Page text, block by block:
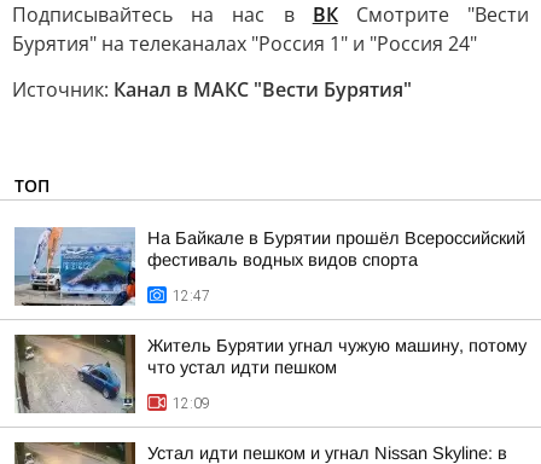
Подписывайтесь на нас в ВКСмотрите "Вести
Бурятия" на телеканалах "Россия 1" и "Россия 24"
Источник: Канал в МАКС "Вести Бурятия"
ТОП
На Байкале в Бурятии прошёл Всероссийский
фестиваль водных видов спорта
12:47
Житель Бурятии угнал чужую машину, потому
что устал идти пешком
12:09
Устал идти пешком и угнал Nissan Skyline: в